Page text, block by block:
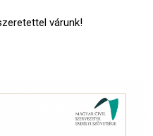
várunk!